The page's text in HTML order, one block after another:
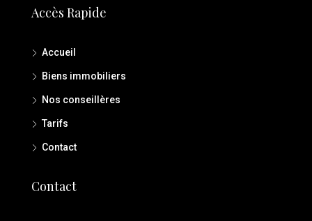
Accès Rapide
Accueil
Biens immobiliers
Nos conseillères
Tarifs
Contact
Contact